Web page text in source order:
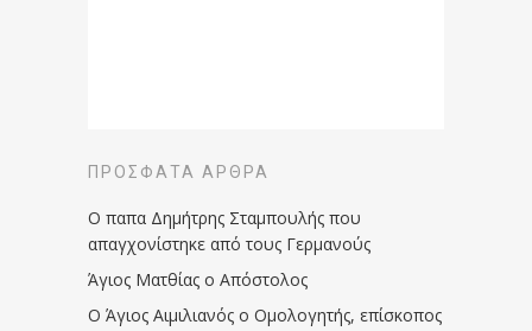
ΠΡΌΣΦΑΤΑ ΆΡΘΡΑ
Ο παπα Δημήτρης Σταμπουλής που
απαγχονίστηκε από τους Γερμανούς
Άγιος Ματθίας ο Απόστολος
Ο Άγιος Αιμιλιανός ο Ομολογητής, επίσκοπος